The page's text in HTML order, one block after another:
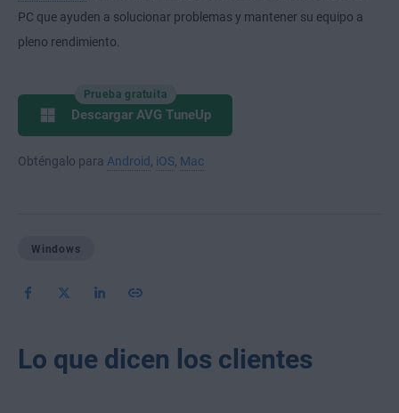
PC que ayuden a solucionar problemas y mantener su equipo a
pleno rendimiento.
Prueba gratuita
Descargar AVG TuneUp
Obténgalo para Android iOS Mac
Windows
Lo que dicen los clientes